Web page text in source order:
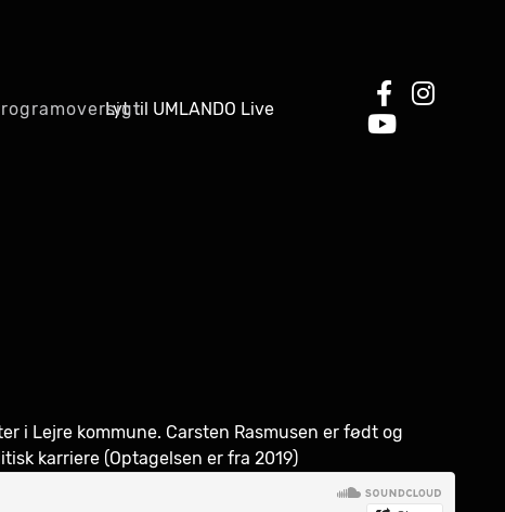
Lyt til UMLANDO Live
i Lejre kommune. Carsten Rasmusen er født og
karriere (Optagelsen er fra 2019)